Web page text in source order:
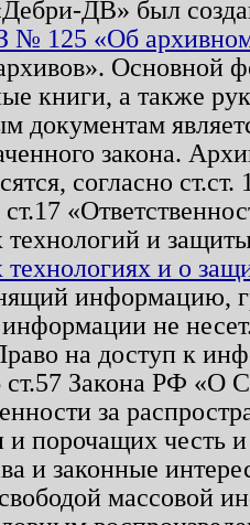
ДВ» был
№ 125 «Об
Основной
книги, а также
документам
закона.
согласно
и
и о
информацию,
не
на доступ к
ст.57 Закона РФ «О
за
и порочащих честь
и законные
массовой